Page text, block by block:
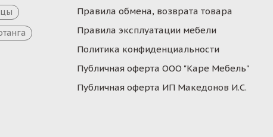
Правила обмена, возврата товара
Правила эксплуатации мебели
Политика конфиденциальности
Публичная оферта ООО "Каре Мебель"
Публичная оферта ИП Македонов И.С.